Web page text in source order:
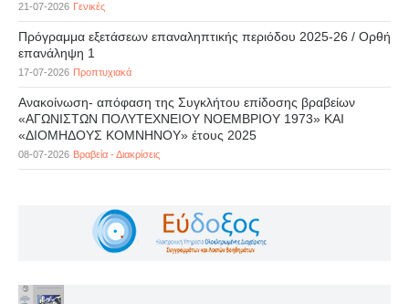
21-07-2026 Γενικές
Πρόγραμμα εξετάσεων επαναληπτικής περιόδου 2025-26 / Ορθή
επανάληψη 1
17-07-2026 Προπτυχιακά
Ανακοίνωση- απόφαση της Συγκλήτου επίδοσης βραβείων
«ΑΓΩΝΙΣΤΩΝ ΠΟΛΥΤΕΧΝΕΙΟΥ ΝΟΕΜΒΡΙΟΥ 1973» ΚΑΙ
«ΔΙΟΜΗΔΟΥΣ ΚΟΜΝΗΝΟΥ» έτους 2025
08-07-2026 Βραβεία - Διακρίσεις